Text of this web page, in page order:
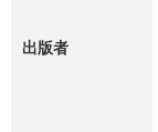
出版者